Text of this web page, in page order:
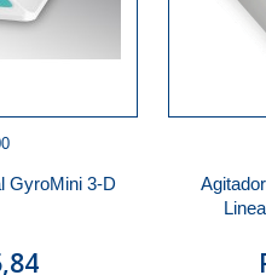
GyroMini 3-D